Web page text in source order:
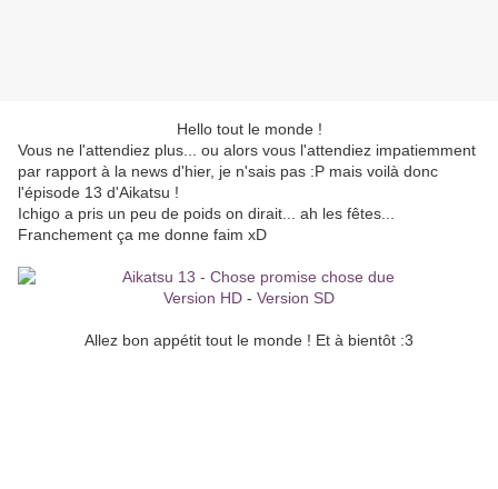
Hello tout le monde !
Vous ne l'attendiez plus... ou alors vous l'attendiez impatiemment
par rapport à la news d'hier, je n'sais pas :P mais voilà donc
l'épisode 13 d'Aikatsu !
Ichigo a pris un peu de poids on dirait... ah les fêtes...
Franchement ça me donne faim xD
Version HD - Version SD
Allez bon appétit tout le monde ! Et à bientôt :3